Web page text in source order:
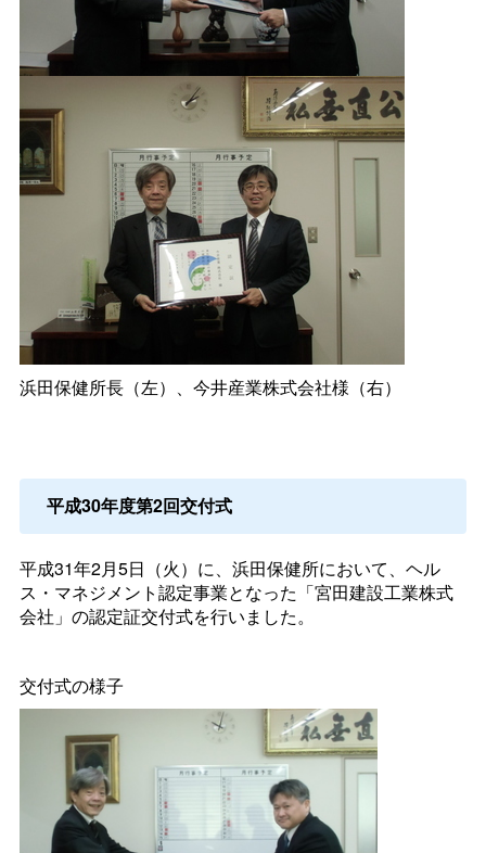
浜田保健所長（左）、今井産業株式会社様（右）
平成30年度第2回交付式
平成31年2月5日（火）に、浜田保健所において、ヘル
ス・マネジメント認定事業となった「宮田建設工業株式
会社」の認定証交付式を行いました。
交付式の様子